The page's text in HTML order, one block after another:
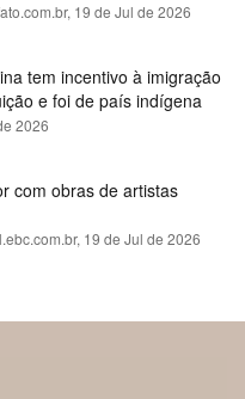
19 de Jul de 2026
tem incentivo à imigração
e foi de país indígena
2026
com obras de artistas
19 de Jul de 2026